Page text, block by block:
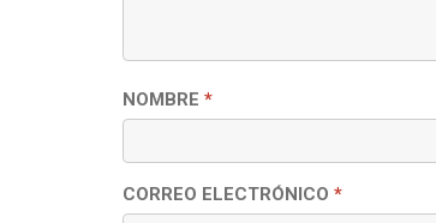
NOMBRE *
CORREO ELECTRÓNICO *